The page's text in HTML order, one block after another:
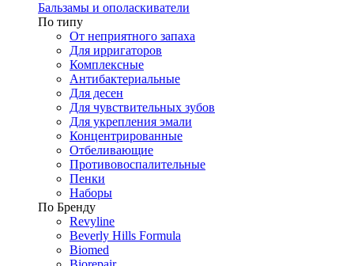
Бальзамы и ополаскиватели
По типу
От неприятного запаха
Для ирригаторов
Комплексные
Антибактериальные
Для десен
Для чувствительных зубов
Для укрепления эмали
Концентрированные
Отбеливающие
Противовоспалительные
Пенки
Наборы
По Бренду
Revyline
Beverly Hills Formula
Biomed